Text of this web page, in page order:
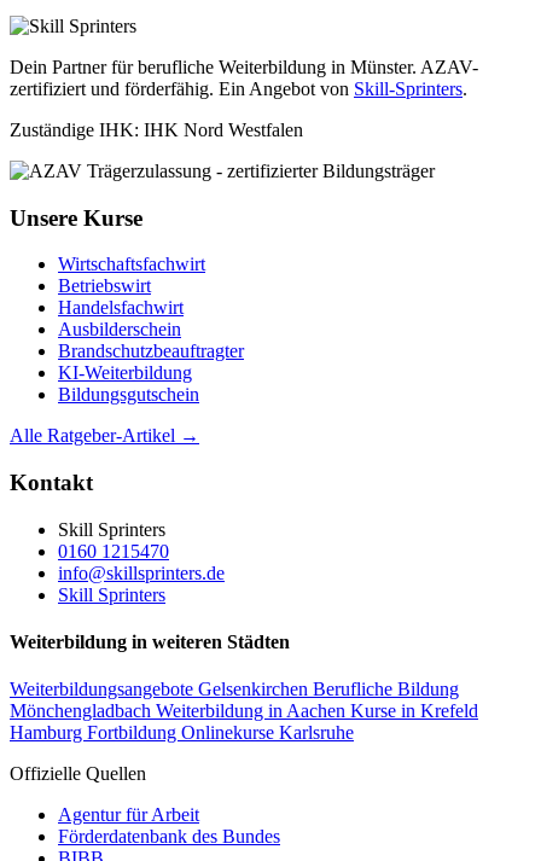
Dein Partner für berufliche Weiterbildung in Münster. AZAV-
zertifiziert und förderfähig. Ein Angebot von Skill-Sprinters.
Zuständige IHK: IHK Nord Westfalen
Unsere Kurse
Wirtschaftsfachwirt
Betriebswirt
Handelsfachwirt
Ausbilderschein
Brandschutzbeauftragter
KI-Weiterbildung
Bildungsgutschein
Alle Ratgeber-Artikel →
Kontakt
Skill Sprinters
0160 1215470
info@skillsprinters.de
Skill Sprinters
Weiterbildung in weiteren Städten
Weiterbildungsangebote Gelsenkirchen Berufliche Bildung
Mönchengladbach Weiterbildung in Aachen Kurse in Krefeld
Hamburg Fortbildung Onlinekurse Karlsruhe
Offizielle Quellen
Agentur für Arbeit
Förderdatenbank des Bundes